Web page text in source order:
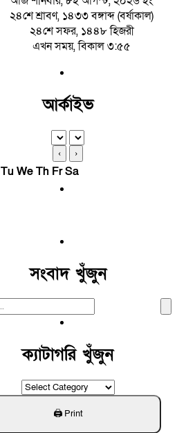
২৪শে শ্রাবণ, ১৪৩৩ বঙ্গাব্দ (বর্ষাকাল)
২৪শে সফর, ১৪৪৮ হিজরী
এখন সময়, বিকাল ৩:৫৫
আর্কাইভ
‹ ›
Tu WeTh FrSa
সংবাদ খুঁজুন
ক্যাটাগরি খুঁজুন
ক্যাটাগরি
খুঁজুন